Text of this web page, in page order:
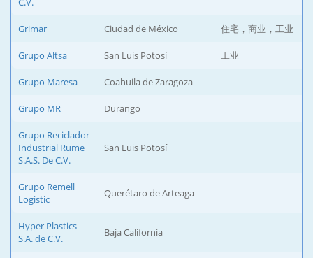
Grimar Ciudad de México 住宅，商业，工业
Grupo Altsa San Luis Potosí 工业
Grupo Maresa Coahuila de Zaragoza
Grupo MR Durango
Grupo Reciclador
Industrial Rume
S.A.S. De C.V.
San Luis Potosí
Grupo Remell
Logistic
Querétaro de Arteaga
Hyper Plastics
S.A. de C.V.
Baja California